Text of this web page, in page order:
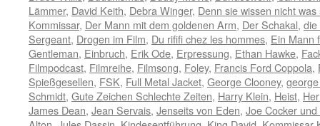
Lämmer, David Keith, Debra Winger, Denn sie wissen nicht was
Kommissar, Der Mann mit dem goldenen Arm, Der Schakal, die
Sergeant, Drogen im Film, Du rififi chez les hommes, Ein Mann
Gentleman, Einbruch, Erik Ode, Erpressung, Ethan Hawke,
Filmpodcast, Filmreihe, Filmsong, Foley, Francis Ford Coppola,
Spießgesellen, FSK, Full Metal Jacket, George Clooney,
Schmidt, Gute Zeichen Schlechte Zeiten, Harry Klein, Heist,
James Dean, Jean Servais, Jenseits von Eden, Joe Cocker